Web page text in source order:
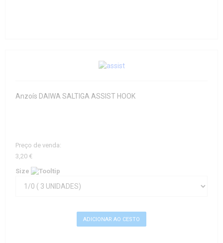
Anzoís DAIWA SALTIGA ASSIST HOOK
Preço de venda:
3,20 €
Size